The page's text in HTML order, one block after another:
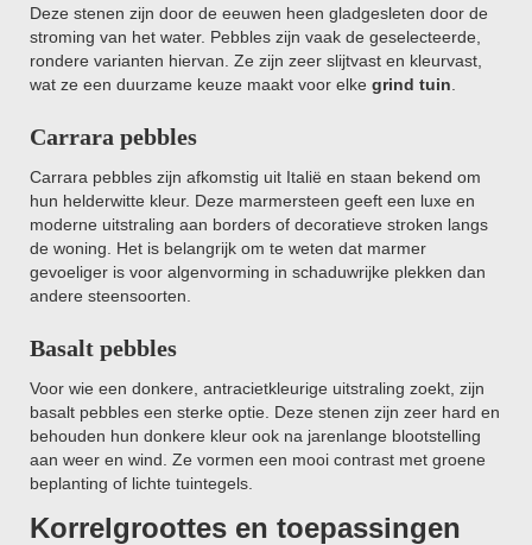
Deze stenen zijn door de eeuwen heen gladgesleten door de
stroming van het water. Pebbles zijn vaak de geselecteerde,
rondere varianten hiervan. Ze zijn zeer slijtvast en kleurvast,
wat ze een duurzame keuze maakt voor elke grind tuin
Carrara pebbles
Carrara pebbles zijn afkomstig uit Italië en staan bekend om
hun helderwitte kleur. Deze marmersteen geeft een luxe en
moderne uitstraling aan borders of decoratieve stroken langs
de woning. Het is belangrijk om te weten dat marmer
gevoeliger is voor algenvorming in schaduwrijke plekken dan
andere steensoorten.
Basalt pebbles
Voor wie een donkere, antracietkleurige uitstraling zoekt, zijn
basalt pebbles een sterke optie. Deze stenen zijn zeer hard en
behouden hun donkere kleur ook na jarenlange blootstelling
aan weer en wind. Ze vormen een mooi contrast met groene
beplanting of lichte tuintegels.
Korrelgroottes en toepassingen